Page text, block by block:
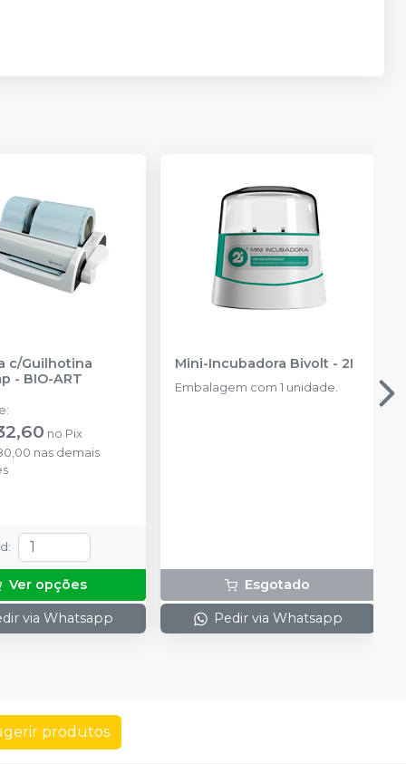
c/Guilhotina
- BIO-ART
:
no Pix
nas demais
:
Ver opções
via Whatsapp
Mini-Incubadora Bivolt- 2I
Embalagem com 1 unidade.
Esgotado
Pedir via Whatsapp
produtos